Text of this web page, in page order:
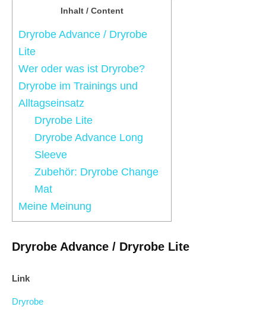
Inhalt / Content
Dryrobe Advance / Dryrobe
Lite
Wer oder was ist Dryrobe?
Dryrobe im Trainings und
Alltagseinsatz
Dryrobe Lite
Dryrobe Advance Long
Sleeve
Zubehör: Dryrobe Change
Mat
Meine Meinung
Dryrobe Advance / Dryrobe Lite
Link
Dryrobe